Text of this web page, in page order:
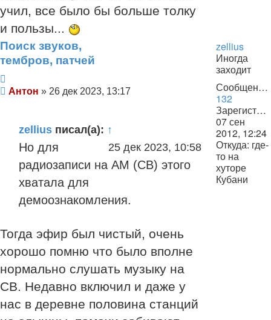
учил, все было бы больше толку
и пользы...
Поиск звуков,
тембров, патчей
Сообщение
Антон » 26 дек 2023, 13:17
zellius писал(а): ↑
25 дек 2023, 10:58
Но для
радиозаписи на АМ (СВ) этого
хватала для
демоознакомления.
Тогда эфир был чистый, очень
хорошо помню что было вполне
нормально слушать музыку на
СВ. Недавно включил и даже у
нас в деревне половина станций
zellius
Иногда
заходит
Сообщения:
132
Зарегистрирован:
07 сен
2012, 12:24
Откуда: где-
то на
хуторе
Кубани